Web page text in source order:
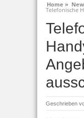
Home »
Telefonische
Geschrieben